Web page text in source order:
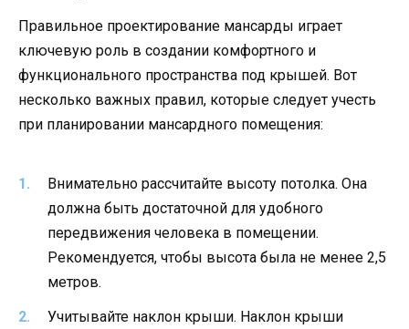
Правильное проектирование мансарды играет
ключевую роль в создании комфортного и
функционального пространства под крышей. Вот
несколько важных правил, которые следует учесть
при планировании мансардного помещения:
Внимательно рассчитайте высоту потолка. Она
должна быть достаточной для удобного
передвижения человека в помещении.
Рекомендуется, чтобы высота была не менее 2,5
метров.
Учитывайте наклон крыши. Наклон крыши